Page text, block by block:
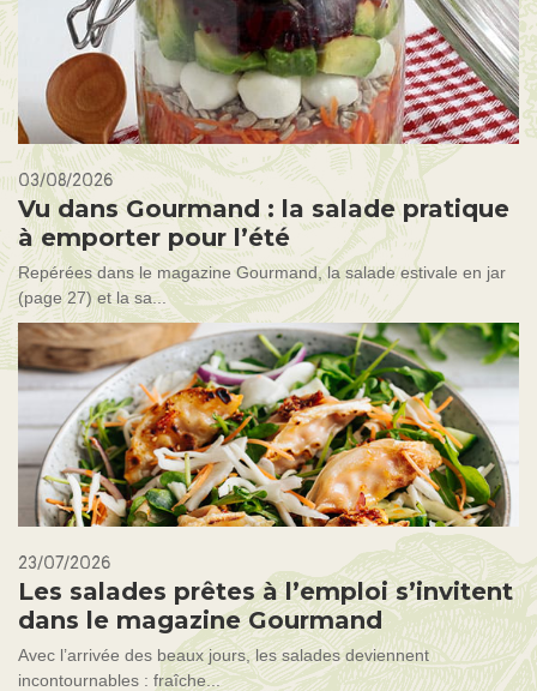
03/08/2026
Vu dans Gourmand : la salade pratique
à emporter pour l’été
Repérées dans le magazine Gourmand, la salade estivale en jar
(page 27) et la sa...
23/07/2026
Les salades prêtes à l’emploi s’invitent
dans le magazine Gourmand
Avec l’arrivée des beaux jours, les salades deviennent
incontournables : fraîche...